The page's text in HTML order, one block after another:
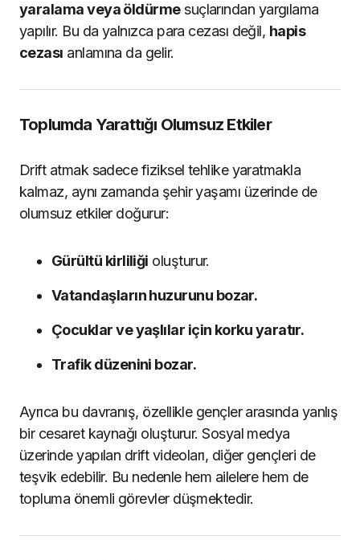
yaralama veya öldürmesuçlarından yargılama
yapılır. Bu da yalnızca para cezası değil, hapis
cezası anlamına da gelir.
Toplumda Yarattığı Olumsuz Etkiler
Drift atmak sadece fiziksel tehlike yaratmakla
kalmaz, aynı zamanda şehir yaşamı üzerinde de
olumsuz etkiler doğurur:
Gürültü kirliliği oluşturur.
Vatandaşların huzurunu bozar.
Çocuklar ve yaşlılar için korku yaratır.
Trafik düzenini bozar.
Ayrıca bu davranış, özellikle gençler arasında yanlış
bir cesaret kaynağı oluşturur. Sosyal medya
üzerinde yapılan drift videoları, diğer gençleri de
teşvik edebilir. Bu nedenle hem ailelere hem de
topluma önemli görevler düşmektedir.